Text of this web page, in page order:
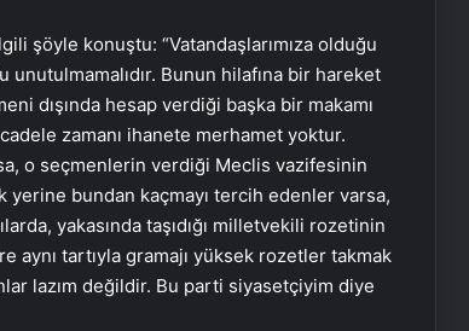
şöyle konuştu: “Vatandaşlarımıza olduğu
Bunun hilafına bir hareket
dışında hesap verdiği başka bir makamı
zamanı ihanete merhamet yoktur.
o seçmenlerin verdiği Meclis vazifesinin
bundan kaçmayı tercih edenler varsa,
yakasında taşıdığı milletvekili rozetinin
aynı tartıyla gramajı yüksek rozetler takmak
lazım değildir. Bu parti siyasetçiyim diye